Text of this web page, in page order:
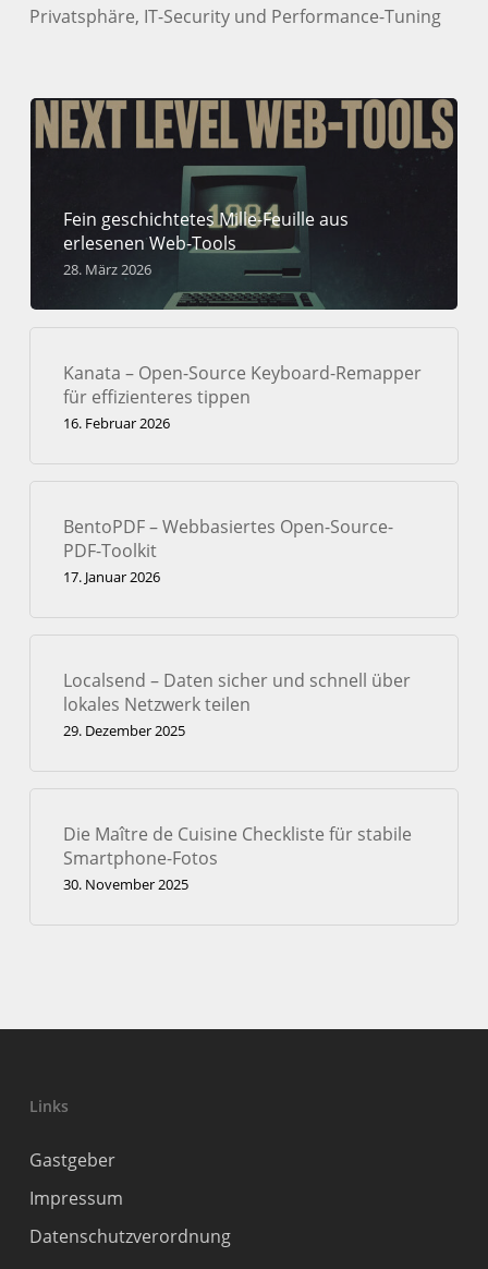
Privatsphäre, IT-Security und Performance-Tuning
Fein geschichtetes Mille-Feuille aus
erlesenen Web-Tools
28. März 2026
Kanata – Open-Source Keyboard-Remapper
für effizienteres tippen
16. Februar 2026
BentoPDF – Webbasiertes Open-Source-
PDF-Toolkit
17. Januar 2026
Localsend – Daten sicher und schnell über
lokales Netzwerk teilen
29. Dezember 2025
Die Maître de Cuisine Checkliste für stabile
Smartphone-Fotos
30. November 2025
Links
Gastgeber
Impressum
Datenschutzverordnung